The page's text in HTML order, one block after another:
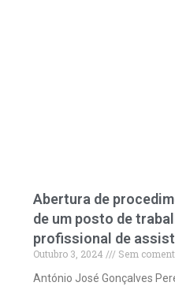
Abertura de
de um posto de
profissional de
Outubro 3, 2024
Sem
António José Gonçalves